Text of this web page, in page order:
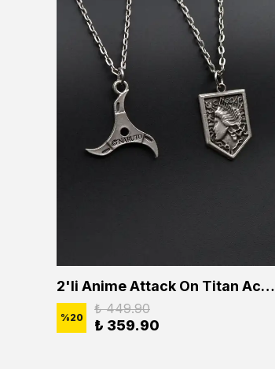
2'li Anime Attack On Titan Acrylic Maria Anime Naruto Erkek Kadın Kolye Seti
%20
₺ 449.90
₺ 359.90